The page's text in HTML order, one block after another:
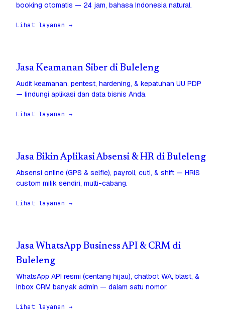
booking otomatis — 24 jam, bahasa Indonesia natural.
Lihat layanan →
Jasa Keamanan Siber di Buleleng
Audit keamanan, pentest, hardening, & kepatuhan UU PDP
— lindungi aplikasi dan data bisnis Anda.
Lihat layanan →
Jasa Bikin Aplikasi Absensi & HR di Buleleng
Absensi online (GPS & selfie), payroll, cuti, & shift — HRIS
custom milik sendiri, multi-cabang.
Lihat layanan →
Jasa WhatsApp Business API & CRM di
Buleleng
WhatsApp API resmi (centang hijau), chatbot WA, blast, &
inbox CRM banyak admin — dalam satu nomor.
Lihat layanan →